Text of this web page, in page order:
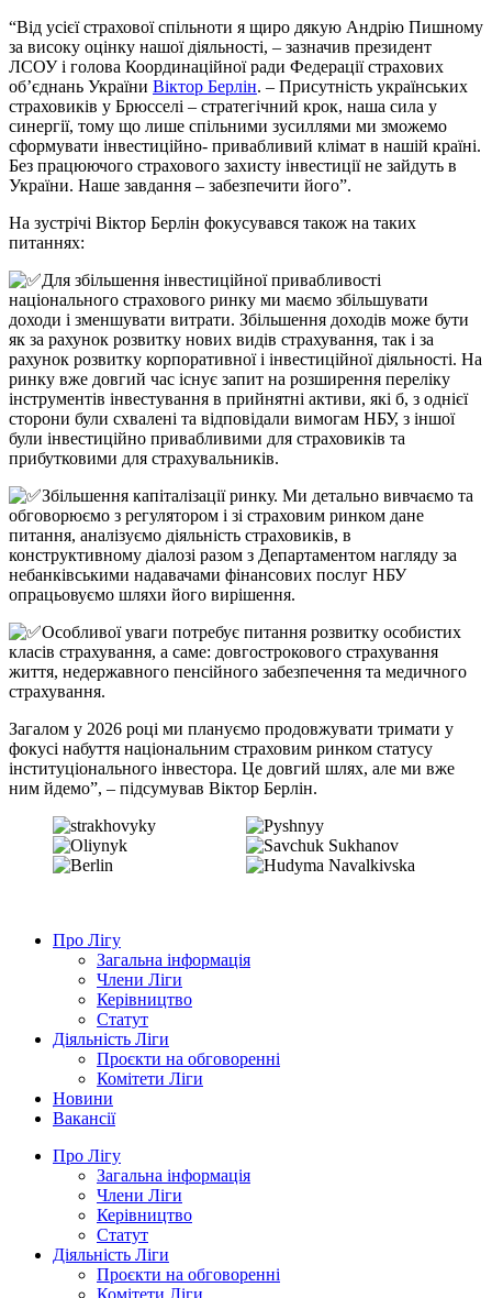
“Від усієї страхової спільноти я щиро дякую Андрію Пишному
за високу оцінку нашої діяльності, – зазначив президент
ЛСОУ і голова Координаційної ради Федерації страхових
об’єднань України Віктор Берлін. – Присутність українських
страховиків у Брюсселі – стратегічний крок, наша сила у
синергії, тому що лише спільними зусиллями ми зможемо
сформувати інвестиційно- привабливий клімат в нашій країні.
Без працюючого страхового захисту інвестиції не зайдуть в
України. Наше завдання – забезпечити його”.
На зустрічі Віктор Берлін фокусувався також на таких
питаннях:
Для збільшення інвестиційної привабливості
національного страхового ринку ми маємо збільшувати
доходи і зменшувати витрати. Збільшення доходів може бути
як за рахунок розвитку нових видів страхування, так і за
рахунок розвитку корпоративної і інвестиційної діяльності. На
ринку вже довгий час існує запит на розширення переліку
інструментів інвестування в прийнятні активи, які б, з однієї
сторони були схвалені та відповідали вимогам НБУ, з іншої
були інвестиційно привабливими для страховиків та
прибутковими для страхувальників.
Збільшення капіталізації ринку. Ми детально вивчаємо та
обговорюємо з регулятором і зі страховим ринком дане
питання, аналізуємо діяльність страховиків, в
конструктивному діалозі разом з Департаментом нагляду за
небанківськими надавачами фінансових послуг НБУ
опрацьовуємо шляхи його вирішення.
Особливої уваги потребує питання розвитку особистих
класів страхування, а саме: довгострокового страхування
життя, недержавного пенсійного забезпечення та медичного
страхування.
Загалом у 2026 році ми плануємо продовжувати тримати у
фокусі набуття національним страховим ринком статусу
інституціонального інвестора. Це довгий шлях, але ми вже
ним йдемо”, – підсумував Віктор Берлін.
Про Лігу
Загальна інформація
Члени Ліги
Керівництво
Статут
Діяльність Ліги
Проєкти на обговоренні
Комітети Ліги
Новини
Вакансії
Про Лігу
Загальна інформація
Члени Ліги
Керівництво
Статут
Діяльність Ліги
Проєкти на обговоренні
Комітети Ліги